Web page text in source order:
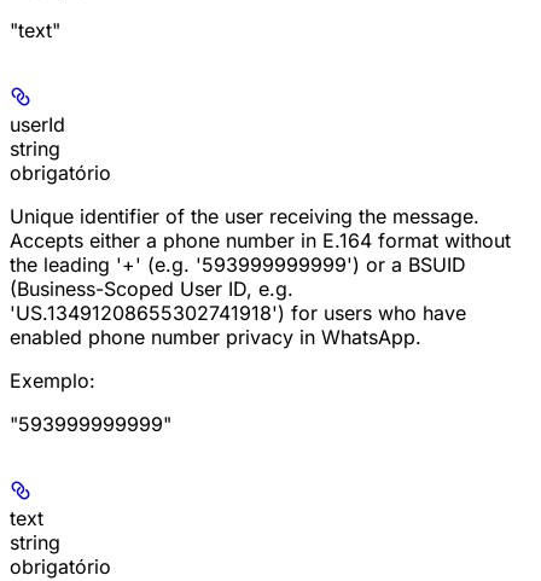
"text"
userId
string
obrigatório
Unique identifier of the user receiving the message.
Accepts either a phone number in E.164 format without
the leading '+' (e.g. '593999999999') or a BSUID
(Business-Scoped User ID, e.g.
'US.13491208655302741918') for users who have
enabled phone number privacy in WhatsApp.
Exemplo:
"593999999999"
text
string
obrigatório